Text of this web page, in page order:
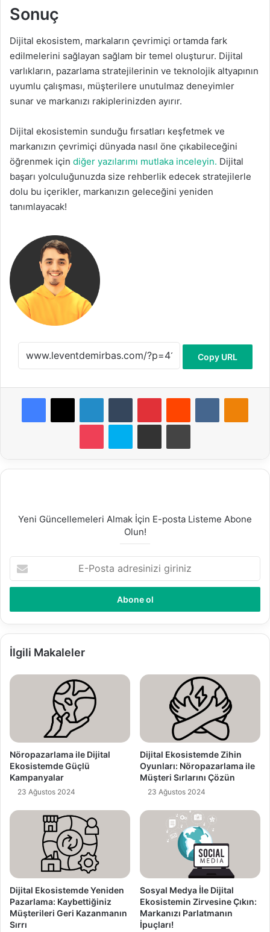
Sonuç
Dijital ekosistem, markaların çevrimiçi ortamda fark
edilmelerini sağlayan sağlam bir temel oluşturur. Dijital
varlıkların, pazarlama stratejilerinin ve teknolojik altyapının
uyumlu çalışması, müşterilere unutulmaz deneyimler
sunar ve markanızı rakiplerinizden ayırır.
Dijital ekosistemin sunduğu fırsatları keşfetmek ve
markanızın çevrimiçi dünyada nasıl öne çıkabileceğini
öğrenmek için diğer yazılarımı mutlaka inceleyin. Dijital
başarı yolculuğunuzda size rehberlik edecek stratejilerle
dolu bu içerikler, markanızın geleceğini yeniden
tanımlayacak!
Copy URL
Yeni Güncellemeleri Almak İçin E-posta Listeme Abone
Olun!
P
s
t
a
r
i
z
i
g
i
İlgili Makaleler
Nöropazarlama ile Dijital
Ekosistemde Güçlü
Kampanyalar
23 Ağustos 2024
Dijital Ekosistemde Zihin
Oyunları: Nöropazarlama ile
Müşteri Sırlarını Çözün
23 Ağustos 2024
Dijital Ekosistemde Yeniden
Pazarlama: Kaybettiğiniz
Müşterileri Geri Kazanmanın
Sırrı
Sosyal Medya İle Dijital
Ekosistemin Zirvesine Çıkın:
Markanızı Parlatmanın
İpuçları!